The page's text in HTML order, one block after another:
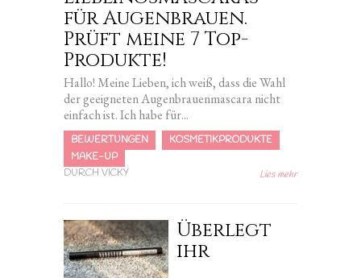
für Augenbrauen.
Prüft meine 7 Top-
Produkte!
Hallo! Meine Lieben, ich weiß, dass die Wahl
der geeigneten Augenbrauenmascara nicht
einfach ist. Ich habe für...
BEWERTUNGEN
KOSMETIKPRODUKTE
MAKE-UP
DURCH VICKY
Lies mehr
Überlegt
ihr